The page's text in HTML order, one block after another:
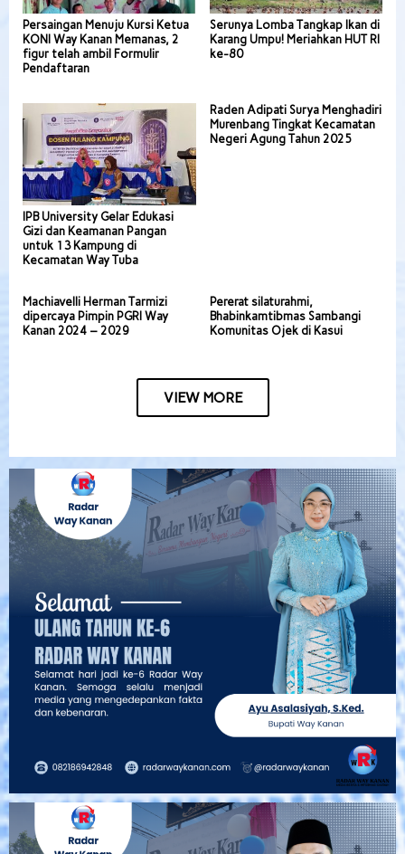
Persaingan Menuju Kursi Ketua
KONI Way Kanan Memanas, 2
figur telah ambil Formulir
Pendaftaran
Serunya Lomba Tangkap Ikan di
Karang Umpu! Meriahkan HUT RI
ke-80
IPB University Gelar Edukasi
Gizi dan Keamanan Pangan
untuk 13 Kampung di
Kecamatan Way Tuba
Raden Adipati Surya Menghadiri
Murenbang Tingkat Kecamatan
Negeri Agung Tahun 2025
Machiavelli Herman Tarmizi
dipercaya Pimpin PGRI Way
Kanan 2024 – 2029
Pererat silaturahmi,
Bhabinkamtibmas Sambangi
Komunitas Ojek di Kasui
VIEW MORE